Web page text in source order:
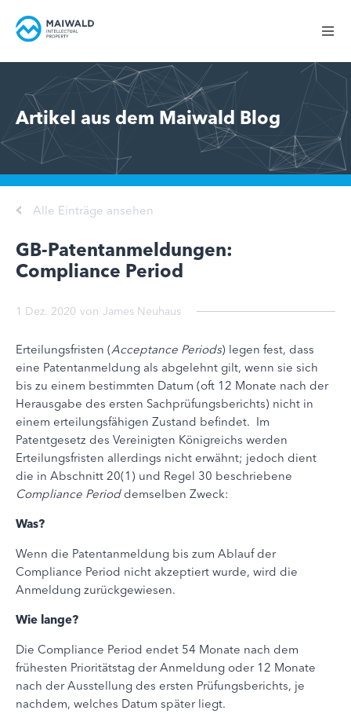
Artikel aus dem Maiwald Blog
Alle Einträge ansehen
GB-Patentanmeldungen:
Compliance Period
1 Dez. 2020 von James Neuhaus
Erteilungsfristen (Acceptance Periods) legen fest, dass
eine Patentanmeldung als abgelehnt gilt, wenn sie sich
bis zu einem bestimmten Datum (oft 12 Monate nach der
Herausgabe des ersten Sachprüfungsberichts) nicht in
einem erteilungsfähigen Zustand befindet. Im
Patentgesetz des Vereinigten Königreichs werden
Erteilungsfristen allerdings nicht erwähnt; jedoch dient
die in Abschnitt 20(1) und Regel 30 beschriebene
Compliance Perioddemselben Zweck:
Was?
Wenn die Patentanmeldung bis zum Ablauf der
Compliance Period nicht akzeptiert wurde, wird die
Anmeldung zurückgewiesen.
Wie lange?
Die Compliance Period endet 54 Monate nach dem
frühesten Prioritätstag der Anmeldung oder 12 Monate
nach der Ausstellung des ersten Prüfungsberichts, je
nachdem, welches Datum später liegt.